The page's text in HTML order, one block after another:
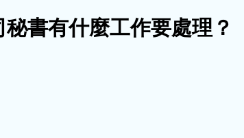
書有什麼工作要處理？